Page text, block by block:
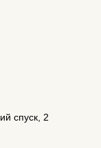
спуск, 2